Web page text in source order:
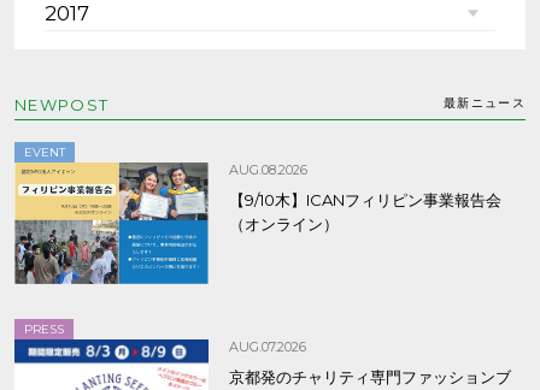
2017
NEWPOST 最新ニュース
EVENT
AUG.08.2026
【9/10木】ICANフィリピン事業報告会
（オンライン）
PRESS
AUG.07.2026
京都発のチャリティ専門ファッションブ